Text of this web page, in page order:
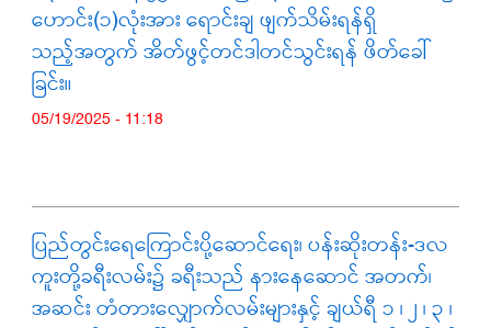
ဟောင်း(၁)လုံးအား ရောင်းချ ဖျက်သိမ်းရန်ရှိ
သည့်အတွက် အိတ်ဖွင့်တင်ဒါတင်သွင်းရန် ဖိတ်ခေါ်
ခြင်း။
05/19/2025 - 11:18
ပြည်တွင်းရေကြောင်းပို့ဆောင်ရေး၊ ပန်းဆိုးတန်း-ဒလ
ကူးတို့ခရီးလမ်း၌ ခရီးသည် နားနေဆောင် အတက်၊
အဆင်း တံတားလျှောက်လမ်းများနှင့် ချယ်ရီ ၁ ၊ ၂ ၊ ၃ ၊